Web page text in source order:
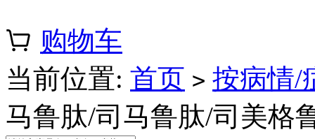
购物车
当前位置: 首页 > 按病情/
马鲁肽/司马鲁肽/司美格